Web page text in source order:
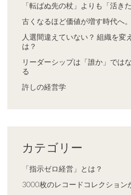
「転ばぬ先の杖」よりも「活き
古くなるほど価値が増す時代へ。
人選間違えていない？ 組織を変
は？
リーダーシップは「誰か」では
る
許しの経営学
カテゴリー
「指示ゼロ経営」とは？
3000枚のレコードコレクション